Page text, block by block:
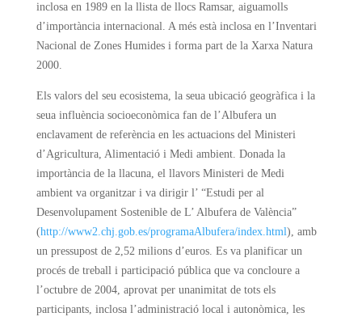
inclosa en 1989 en la llista de llocs Ramsar, aiguamolls
d’importància internacional. A més està inclosa en l’Inventari
Nacional de Zones Humides i forma part de la Xarxa Natura
2000.
Els valors del seu ecosistema, la seua ubicació geogràfica i la
seua influència socioeconòmica fan de l’Albufera un
enclavament de referència en les actuacions del Ministeri
d’Agricultura, Alimentació i Medi ambient. Donada la
importància de la llacuna, el llavors Ministeri de Medi
ambient va organitzar i va dirigir l’ “Estudi per al
Desenvolupament Sostenible de L’ Albufera de València”
(http://www2.chj.gob.es/programaAlbufera/index.html), amb
un pressupost de 2,52 milions d’euros. Es va planificar un
procés de treball i participació pública que va concloure a
l’octubre de 2004, aprovat per unanimitat de tots els
participants, inclosa l’administració local i autonòmica, les